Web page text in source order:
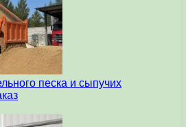
песка и сыпучих